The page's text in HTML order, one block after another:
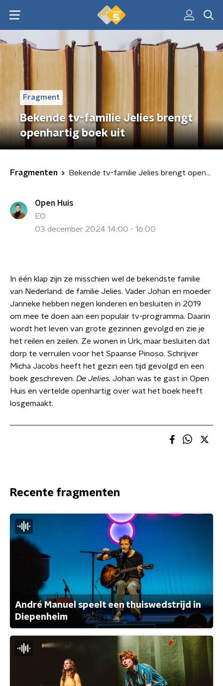
Fragment
Bekende tv-familie Jelies brengt
openhartig boek uit
Fragmenten Bekende tv-familie Jelies brengt openhartig boek uit
Open Huis
EO
03 december 2024 14:00 - 16:00
In één klap zijn ze misschien wel de bekendste familie
van Nederland: de familie Jelies. Vader Johan en moeder
Janneke hebben negen kinderen en besluiten in 2019
om mee te doen aan een populair tv-programma. Daarin
wordt het leven van grote gezinnen gevolgd en zie je
het reilen en zeilen. Ze wonen in Urk, maar besluiten dat
dorp te verruilen voor het Spaanse Pinoso. Schrijver
Micha Jacobs heeft het gezin een tijd gevolgd en een
boek geschreven: De Jelies. Johan was te gast in Open
Huis en vertelde openhartig over wat het boek heeft
losgemaakt.
Recente fragmenten
André Manuel speelt een thuiswedstrijd in
Diepenheim